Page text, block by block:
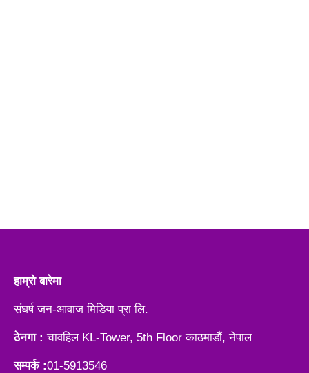
हाम्रो बारेमा
संघर्ष जन-आवाज मिडिया प्रा लि.
ठेनगा : चावहिल KL-Tower, 5th Floor काठमाडौं, नेपाल
सम्पर्क :01-5913546